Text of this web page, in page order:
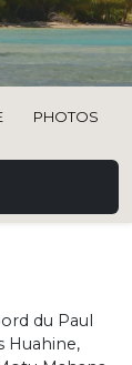
PHOTOS
du Paul
Huahine,